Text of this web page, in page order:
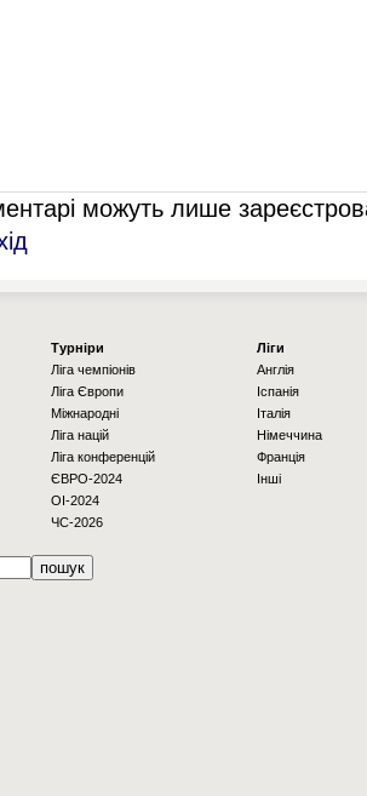
можуть лише
Турніри
Ліга чемпіонів
Ліга Європи
Міжнародні
Ліга націй
Ліга конференцій
ЄВРО-2024
OI-2024
ЧС-2026
Ліги
Англія
Іспанія
Італія
Німеччина
Франція
Інші